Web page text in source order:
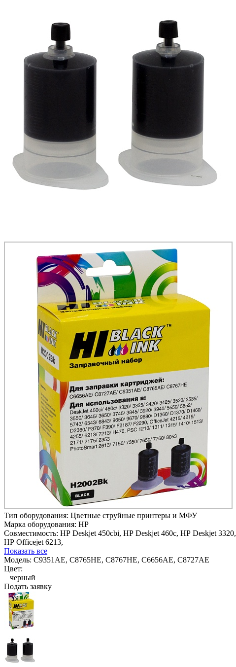
Тип оборудования: Цветные струйные принтеры и МФУ
Марка оборудования: HP
Совместимость: HP Deskjet 450cbi, HP Deskjet 460c, HP Deskjet 3320,
HP Officejet 6213,
Показать все
Модель: C9351AE, C8765HE, C8767HE, C6656AE, C8727AE
Цвет:
черный
Подать заявку